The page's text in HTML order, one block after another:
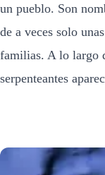
un pueblo. Son
de a veces solo
familias. A lo largo
serpenteantes